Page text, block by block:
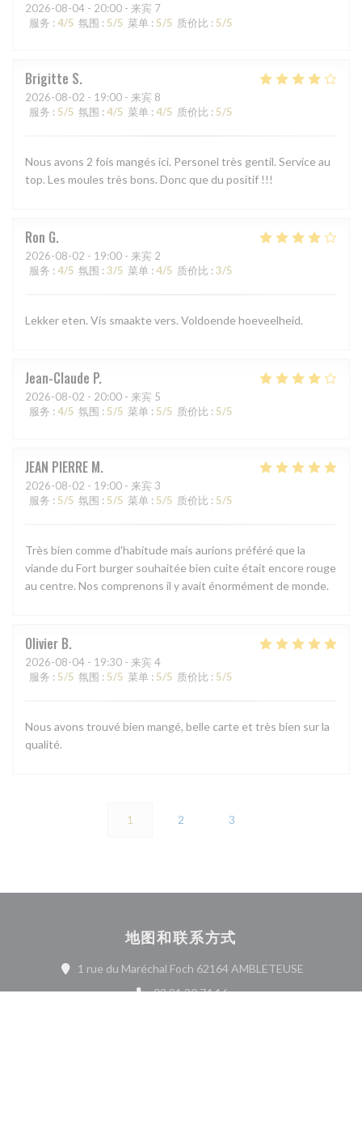
2026-08-04 - 20:00 - 来宾 7
服务 : 4/5 氛围 : 5/5 菜单 : 5/5 质价比 : 5/5
Brigitte S
2026-08-02 - 19:00 - 来宾 8
服务 : 5/5 氛围 : 4/5 菜单 : 4/5 质价比 : 5/5
Nous avons 2 fois mangés ici. Personel très gentil. Service au
top. Les moules très bons. Donc que du positif !!!
Ron G
2026-08-02 - 19:00 - 来宾 2
服务 : 4/5 氛围 : 3/5 菜单 : 4/5 质价比 : 3/5
Lekker eten. Vis smaakte vers. Voldoende hoeveelheid.
Jean-Claude P
2026-08-02 - 20:00 - 来宾 5
服务 : 4/5 氛围 : 5/5 菜单 : 5/5 质价比 : 5/5
JEAN PIERRE M
2026-08-02 - 19:00 - 来宾 3
服务 : 5/5 氛围 : 5/5 菜单 : 5/5 质价比 : 5/5
Très bien comme d'habitude mais aurions préféré que la
viande du Fort burger souhaitée bien cuite était encore rouge
au centre. Nos comprenons il y avait énormément de monde.
Olivier B
2026-08-04 - 19:30 - 来宾 4
服务 : 5/5 氛围 : 5/5 菜单 : 5/5 质价比 : 5/5
Nous avons trouvé bien mangé, belle carte et très bien sur la
qualité.
1 2 3
地图和联系方式
1 rue du Maréchal Foch 62164 AMBLETEUSE((在新窗口
03 21 30 74 16